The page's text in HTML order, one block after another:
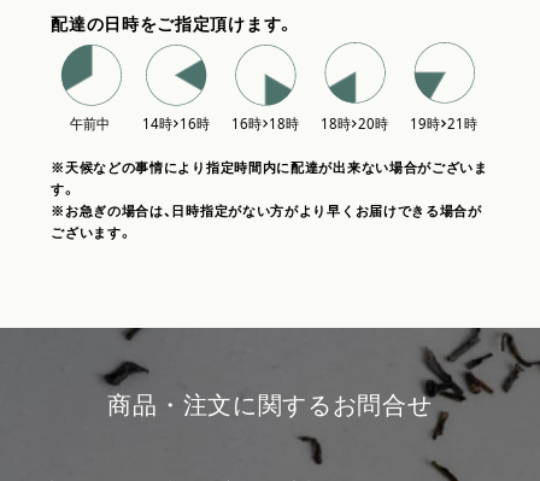
配達の日時をご指定頂けます。
※天候などの事情により指定時間内に配達が出来ない場合がございま
す。
※お急ぎの場合は、日時指定がない方がより早くお届けできる場合が
ございます。
商品・注文に関するお問合せ